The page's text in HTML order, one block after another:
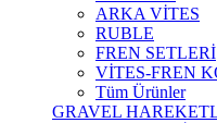
ARKA VİTES
RUBLE
FREN SETLERİ
VİTES-FREN
Tüm Ürünler
GRAVEL